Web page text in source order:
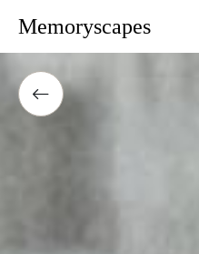
Memoryscapes